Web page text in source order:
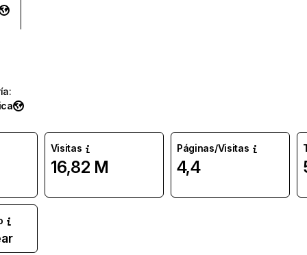
:
Visitas
16,82 M
Páginas/Visitas
4,4